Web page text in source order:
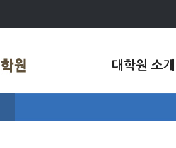
대학원 소개